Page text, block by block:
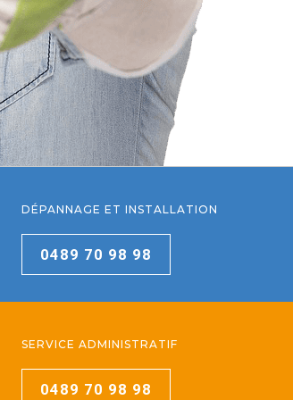
DÉPANNAGE ET INSTALLATION
0489 70 98 98
SERVICE ADMINISTRATIF
0489 70 98 98